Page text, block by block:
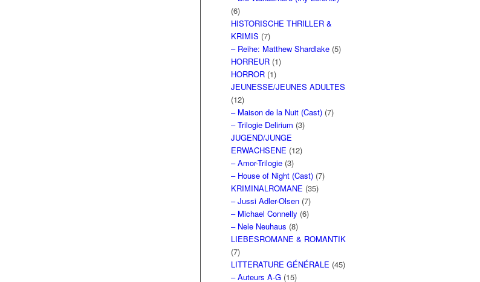
(6)
HISTORISCHE THRILLER &
KRIMIS (7)
– Reihe: Matthew Shardlake (5)
HORREUR (1)
HORROR (1)
JEUNESSE/JEUNES ADULTES
(12)
– Maison de la Nuit (Cast) (7)
– Trilogie Delirium (3)
JUGEND/JUNGE
ERWACHSENE (12)
– Amor-Trilogie (3)
– House of Night (Cast) (7)
KRIMINALROMANE (35)
– Jussi Adler-Olsen (7)
– Michael Connelly (6)
– Nele Neuhaus (8)
LIEBESROMANE & ROMANTIK
(7)
LITTERATURE GÉNÉRALE (45)
– Auteurs A-G (15)